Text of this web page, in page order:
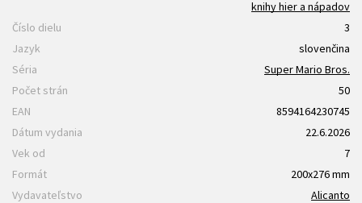
knihy hier a nápadov
Číslo dielu
3
Jazyk
slovenčina
Séria
Super Mario Bros.
Počet strán
50
EAN
8594164230745
Dátum vydania
22.6.2026
Vek od
7
Formát
200x276 mm
Vydavateľstvo
Alicanto